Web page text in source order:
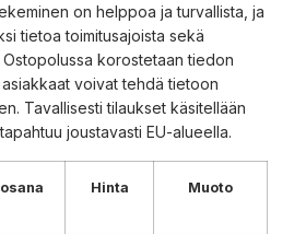
on helppoa ja turvallista, ja
tietoa toimitusajoista sekä
korostetaan tiedon
voivat tehdä tietoon
Tavallisesti tilaukset käsitellään
joustavasti EU-alueella.
Hinta Muoto